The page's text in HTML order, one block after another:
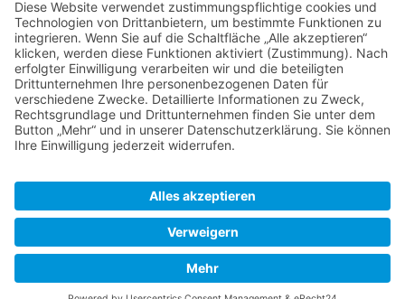
Kompetente Beratung
Partner
* Alle Preise inkl. gesetzl. Mehrwertsteuer, inkl. Versandkosten
Warum WACCEX?
Allgemeine Geschäftsbedingungen und Kundeninformationen
Impressum